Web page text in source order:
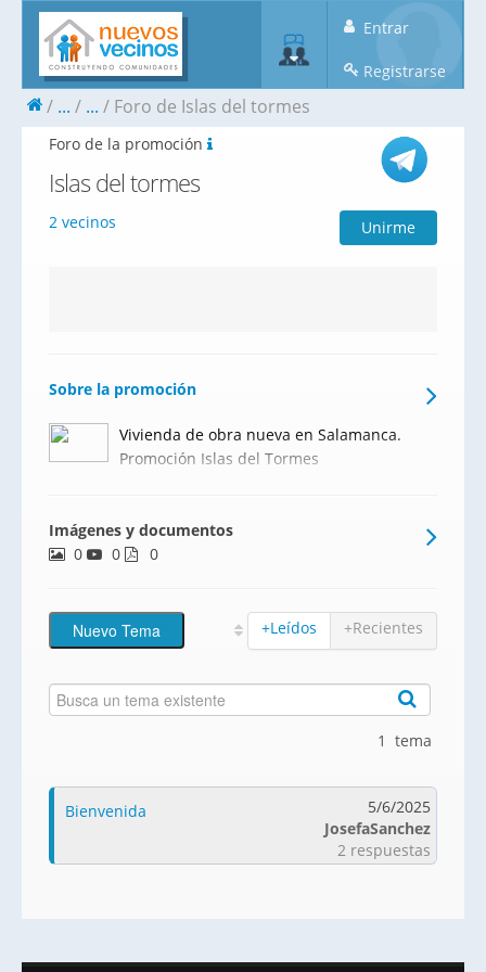
Entrar
Registrarse
... ... Foro de Islas del tormes
Foro de la promoción
Islas del tormes
2 vecinos Unirme
Sobre la promoción
Vivienda de obra nueva en Salamanca.
Promoción Islas del Tormes
Imágenes y documentos
0
0 0
+Leídos +Recientes
1 tema
Bienvenida
5/6/2025
JosefaSanchez
2 respuestas